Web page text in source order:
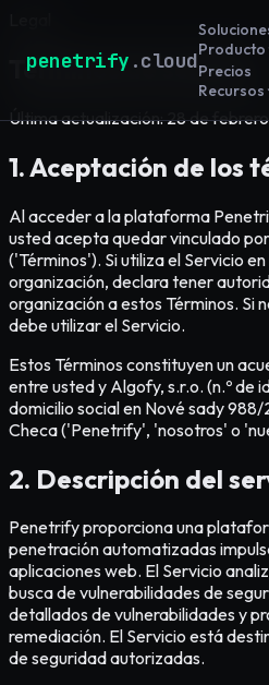
penetrify .cloudProducto
Precios
Recursos
Términos de servicio
Última actualización: 28 de
1. Aceptación de los
Al acceder a la plataforma
usted acepta quedar vinculado
('Términos'). Si utiliza el Servicio
organización, declara tener
organización a estos Términos. Si
debe utilizar el Servicio.
Estos Términos constituyen un
entre usted y Algofy, s.r.o. (n.º de
domicilio social en Nové sady
Checa ('Penetrify', 'nosotros' o
2. Descripción del
Penetrify proporciona una
penetración automatizadas
aplicaciones web. El Servicio
busca de vulnerabilidades de
detallados de vulnerabilidades y
remediación. El Servicio está
de seguridad autorizadas.